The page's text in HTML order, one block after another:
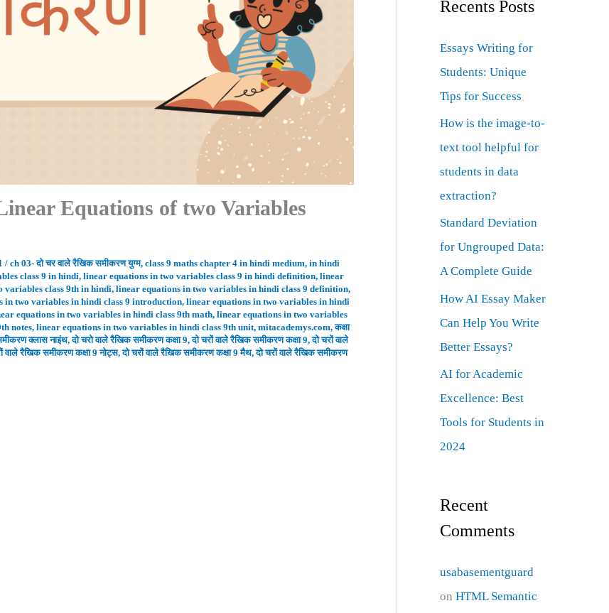
Equations of two Variables
/ ch 03- दो चर वाले रैखिक समीकरण युग्म, class 9 maths chapter 4 in hindi medium, in hindi
class 9 in hindi, linear equations in two variables class 9 in hindi definition, linear
variables class 9th in hindi, linear equations in two variables in hindi class 9 definition,
in two variables in hindi class 9 introduction, linear equations in two variables in hindi
equations in two variables in hindi class 9th math, linear equations in two variables
notes, linear equations in two variables in hindi class 9th unit, mitacademys.com,कक्षा
क्लास नाइंथ,दो चरो वाले रैखिक समीकरण कक्षा 9,दो चरों वाले रैखिक समीकरण कक्षा 9,दो चरों वाले
वाले रैखिक समीकरण कक्षा 9 नोट्स,दो चरों वाले रैखिक समीकरण कक्षा 9 मैथ,दो चरों वाले रैखिक समीकरण
Recents Posts
Essays Writing for
Students: Unique
Tips for Success
How is the image-to-
text tool helpful for
students in data
extraction?
Standard Deviation
for Ungrouped Data:
A Complete Guide
How AI Essay Maker
Can Help You Write
Better Essays?
AI for Academic
Excellence: Best
Tools for Students in
2024
Recent
Comments
usabasementguard
onHTML Semantic